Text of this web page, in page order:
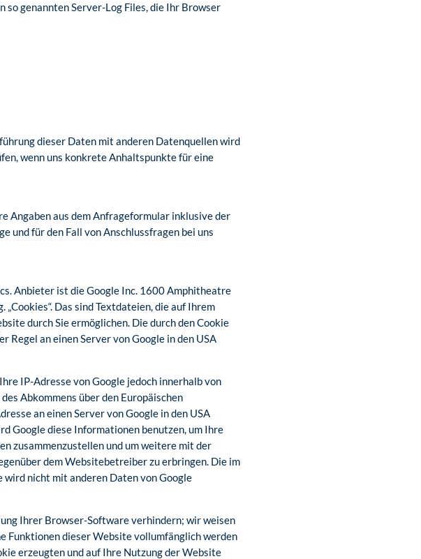
genannten Server-Log Files, die Ihr Browser
dieser Daten mit anderen Datenquellen wird
wenn uns konkrete Anhaltspunkte für eine
Angaben aus dem Anfrageformular inklusive der
und für den Fall von Anschlussfragen bei uns
Anbieter ist die Google Inc. 1600 Amphitheatre
Das sind Textdateien, die auf Ihrem
durch Sie ermöglichen. Die durch den Cookie
an einen Server von Google in den USA
IP-Adresse von Google jedoch innerhalb von
Abkommens über den Europäischen
an einen Server von Google in den USA
Google diese Informationen benutzen, um Ihre
zusammenzustellen und um weitere mit der
dem Websitebetreiber zu erbringen. Die im
nicht mit anderen Daten von Google
Ihrer Browser-Software verhindern; wir weisen
Funktionen dieser Website vollumfänglich werden
erzeugten und auf Ihre Nutzung der Website